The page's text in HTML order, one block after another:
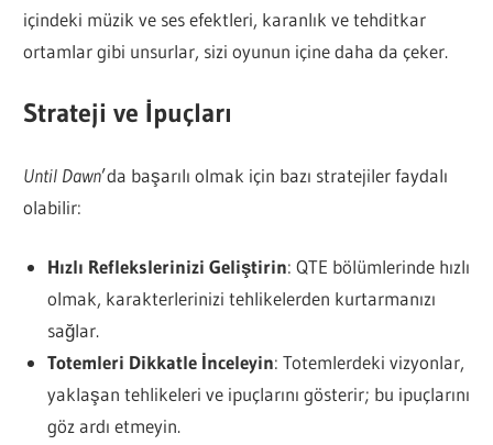
içindeki müzik ve ses efektleri, karanlık ve tehditkar
ortamlar gibi unsurlar, sizi oyunun içine daha da çeker.
Strateji ve İpuçları
Until Dawn’da başarılı olmak için bazı stratejiler faydalı
olabilir:
Hızlı Reflekslerinizi Geliştirin: QTE bölümlerinde hızlı
olmak, karakterlerinizi tehlikelerden kurtarmanızı
sağlar.
Totemleri Dikkatle İnceleyin: Totemlerdeki vizyonlar,
yaklaşan tehlikeleri ve ipuçlarını gösterir; bu ipuçlarını
göz ardı etmeyin.